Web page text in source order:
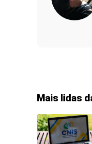
Mais lidas